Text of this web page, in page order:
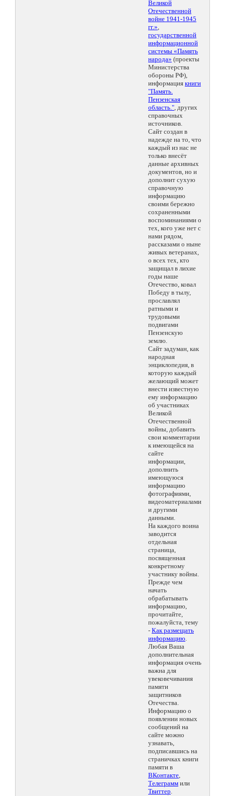
Великой
Отечественной
войне 1941-1945
гг.»,
государственной
информационной
системы «Память
народа» (проекты
Министерства
обороны РФ),
информация книги
"Память.
Пензенская
область.", других
справочных
источников.
Сайт создан в
надежде на то, что
каждый из нас не
только внесёт
данные архивных
документов, но и
дополнит сухую
справочную
информацию
своими бережно
сохраненными
воспоминаниями о
тех, кого уже нет с
нами рядом,
рассказами о ныне
живых ветеранах,
о всех тех, кто
защищал в лихие
годы наше
Отечество, ковал
Победу в тылу,
прославлял
ратными и
трудовыми
подвигами
Пензенскую
землю.
Сайт задуман, как
народная
энциклопедия, в
которую каждый
желающий может
внести известную
ему информацию
об участниках
Великой
Отечественной
войны, добавить
свои комментарии
к имеющейся на
сайте
информации,
дополнить
имеющуюся
информацию
фотографиями,
видеоматериалами
и другими
данными.
На каждого воина
заводится
отдельная
страница,
посвященная
конкретному
участнику войны.
Прежде чем
начать
обрабатывать
информацию,
прочитайте,
пожалуйста, тему
- Как размещать
информацию.
Любая Ваша
дополнительная
информация очень
важна для
увековечивания
памяти
защитников
Отечества.
Информацию о
появлении новых
сообщений на
сайте можно
узнавать,
подписавшись на
страничках книги
памяти в
ВКонтакте,
Телеграмм или
Твиттер.